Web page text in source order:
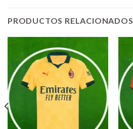
PRODUCTOS RELACIONADOS